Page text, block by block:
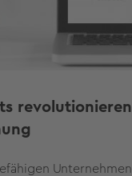
Unternehmen,